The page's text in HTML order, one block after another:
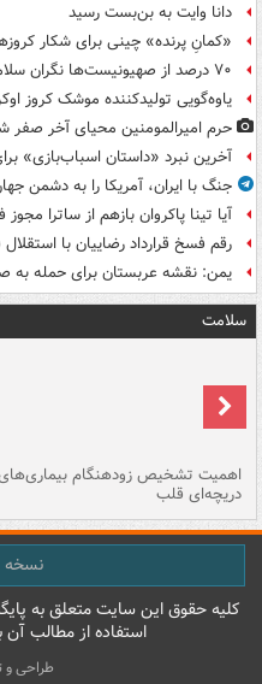
دانا وایت به بن‌بست رسید
«کمانِ پرنده» چینی برای شکار
۷۰ درصد از صهیونیست‌ها نگران سلامت انتخابات هستند
یاوه‌گویی تولیدکننده موشک کروز
حرم امیرالمومنین محیای آخر صفر
آخرین نبرد «داستان اسباب‌بازی»
جنگ با ایران، آمریکا را به دشمن
آیا تینا پاکروان بازهم از ساترا
رقم فسخ قرارداد رضاییان با استقلال فقط ۱۰۰میلیون
یمن: نقشه عربستان برای حمله به
سلامت
اهمیت تشخیص زودهنگام
دریچه‌ای قلب
کليه حقوق اين سايت متعلق به
استفاده از مطالب آن
طراحی و